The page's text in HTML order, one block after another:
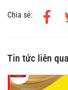
Chia sẻ:
Tin tức liên